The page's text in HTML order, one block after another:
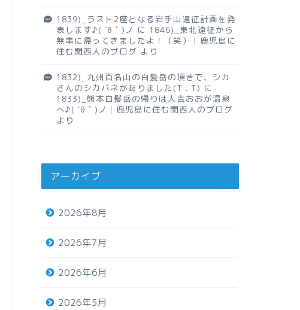
1839)_ラスト2座となる岩手山遠征計画を発
表します♪( ´θ｀)ノ に 1846)_東北遠征から
無事に帰ってきましたよ！（笑）｜鹿児島に
住む関西人のブログ より
1832)_九州百名山の白髪岳の頂きで、シカ
さんのシカバネがありました(T . T) に
1833)_熊本白髪岳の帰りは人吉おおが温泉
へ♪( ´θ｀)ノ｜鹿児島に住む関西人のブログ
より
アーカイブ
2026年8月
2026年7月
2026年6月
2026年5月